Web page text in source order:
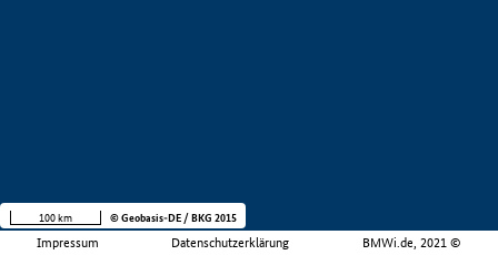
Impressum Datenschutzerklärung BMWi.de, 2021 ©
100 km © Geobasis-DE / BKG 2015